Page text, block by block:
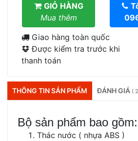
GIỎ HÀNG
Mua thêm
Giao hàng toàn quốc
Được kiểm tra trước khi
thanh toán
THÔNG TIN SẢN PHẨM ĐÁNH GIÁ (
Bộ sản phẩm bao gồm:
Thác nước ( nhựa ABS )